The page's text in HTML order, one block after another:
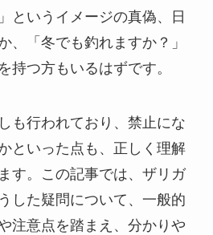
というイメージの真偽、日
、「冬でも釣れますか？」
持つ方もいるはずです。
も行われており、禁止にな
といった点も、正しく理解
す。この記事では、ザリガ
した疑問について、一般的
注意点を踏まえ、分かりや